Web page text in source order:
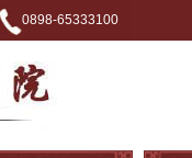
0898-65333100